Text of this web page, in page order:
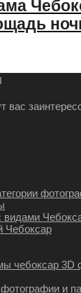
вас
видами
Чебоксар
чебоксар 3D
и